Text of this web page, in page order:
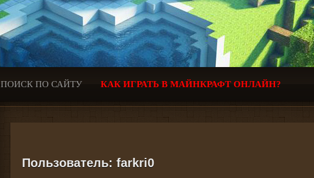
ПОИСК ПО САЙТУ КАК ИГРАТЬ В МАЙНКРАФТ ОНЛАЙН?
Пользователь: farkri0